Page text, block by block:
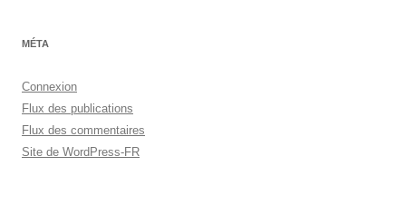
MÉTA
Connexion
Flux des publications
Flux des commentaires
Site de WordPress-FR